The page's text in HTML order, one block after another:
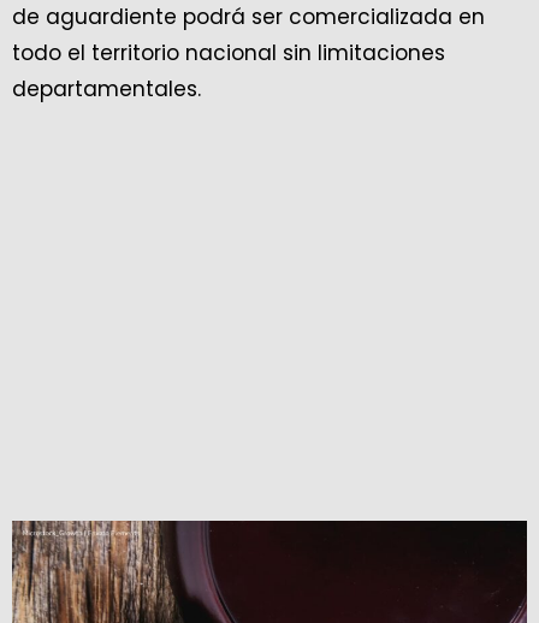
de aguardiente podrá ser comercializada en
todo el territorio nacional sin limitaciones
departamentales.